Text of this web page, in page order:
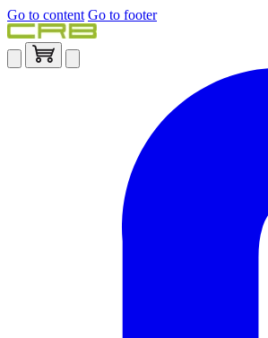
Go to content Go to footer